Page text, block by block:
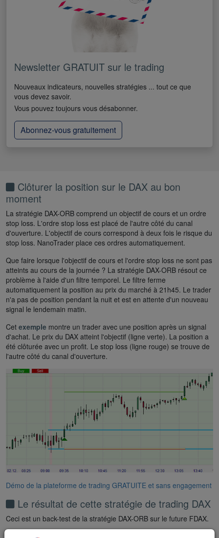
Newsletter GRATUIT sur le trading
Nouveaux indicateurs, nouvelles stratégies ... tout ce que
vous devez savoir.
Vous pouvez toujours vous désabonner.
Abonnez-vous gratuitement
Clôturer la position sur le DAX au bon
moment
La stratégie DAX-ORB comprend un objectif de cours et un ordre
stop loss. L'ordre stop loss est placé de l'autre côté du canal
d'ouverture. L'objectif de cours correspond à deux fois le risque du
stop loss. NanoTrader place ces ordres automatiquement.
Que faire lorsque l'objectif de cours et l'ordre stop loss ne sont pas
atteints au cours de la journée ? La stratégie DAX-ORB résout ce
problème à l'aide d'un filtre temporel. Le filtre ferme
automatiquement la position au prix du marché à 21h45. Le trader
n'a pas de position pendant la nuit et est en attente d'un nouveau
signal le lendemain matin.
Cet exemple montre un trader avec une position après un signal
d'achat. Le prix du DAX atteint l'objectif (ligne verte). La position a
été clôturée avec un profit. Le stop loss (ligne rouge) se trouve de
l'autre côté du canal d'ouverture.
Démo de la plateforme de trading GRATUITE et sans engagement
Le résultat de cette stratégie de trading DAX
Ceci est un back-test de la stratégie DAX-ORB sur le future FDAX.